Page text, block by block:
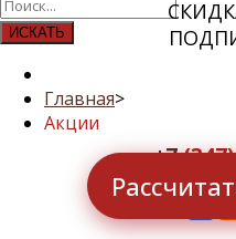
+7(347)
ИСКАТЬ
Главная>
Акции